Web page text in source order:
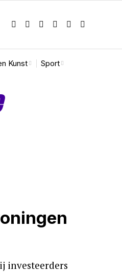
Kunst Sport
investeerders